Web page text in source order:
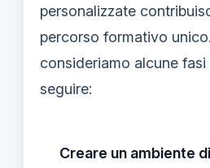
personalizzate
percorso formativo
consideriamo alcune
seguire:
Creare un ambiente